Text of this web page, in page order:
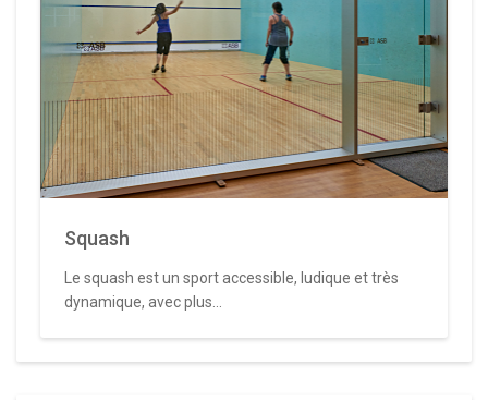
Squash
Le squash est un sport accessible, ludique et très
dynamique, avec plus...